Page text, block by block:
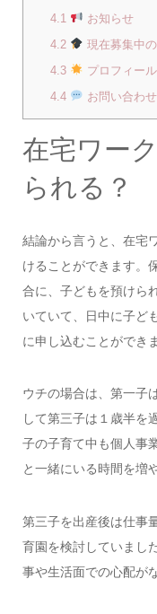
4.1
お知らせ
4.2
現在募集中
4.3
プロフィール
4.4
お問い合わせ
在宅ワー
られる？
結論から言うと、在宅
けることができます。
合に、子どもを預けら
いていて、日中に子ど
に申し込むことができ
ウチの場合は、第一子
して第三子は１歳半を
子の子育て中も個人事
と一緒にいる時間を増
第三子を出産後は仕事
育園を検討していまし
事や生活面での心配が